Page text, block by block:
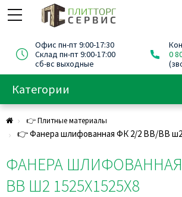
Офис пн-пт 9:00-17:30
Склад пн-пт 9:00-17:00
сб-вс выходные
0
Категории
👉 Плитные материалы
👉 Фанера шлифованная ФК 2/2 ВВ/ВВ ш2
ФАНЕРА
ВВ Ш2 1525Х1525Х8